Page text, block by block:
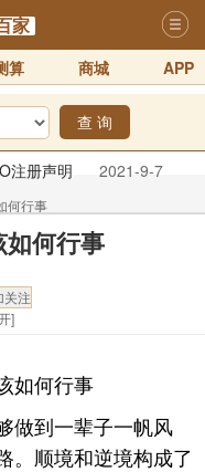
家
算 商城 APP
查 询
注册声明
2021-9-7
智能体客服系统开通，欢迎
、狗、鸡生肖化太岁开始预
10-12
2021-9-2
何行事
何行事
]
如何行事
到一辈子一帆风
。顺境和逆境构成了